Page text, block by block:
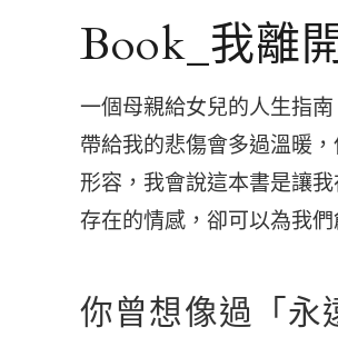
Book_我離
一個母親給女兒的人生指
帶給我的悲傷會多過溫暖
形容，我會說這本書是讓
存在的情感，卻可以為我們
你曾想像過「永